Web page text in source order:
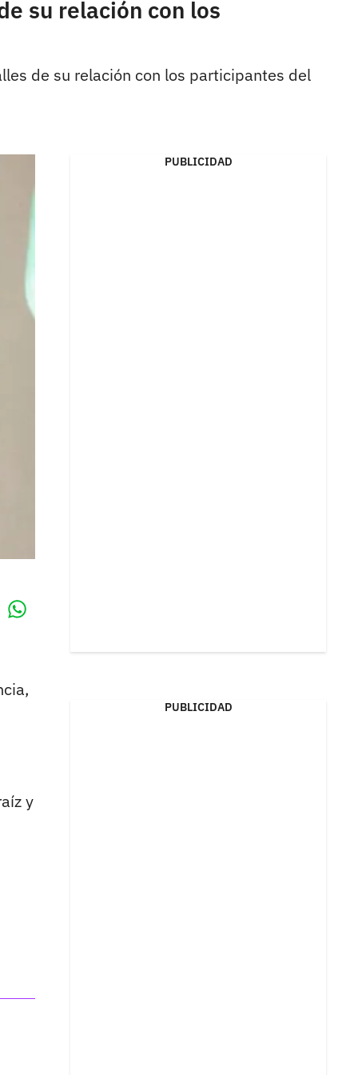
su relación con los
de su relación con los participantes del
y
PUBLICIDAD
PUBLICIDAD